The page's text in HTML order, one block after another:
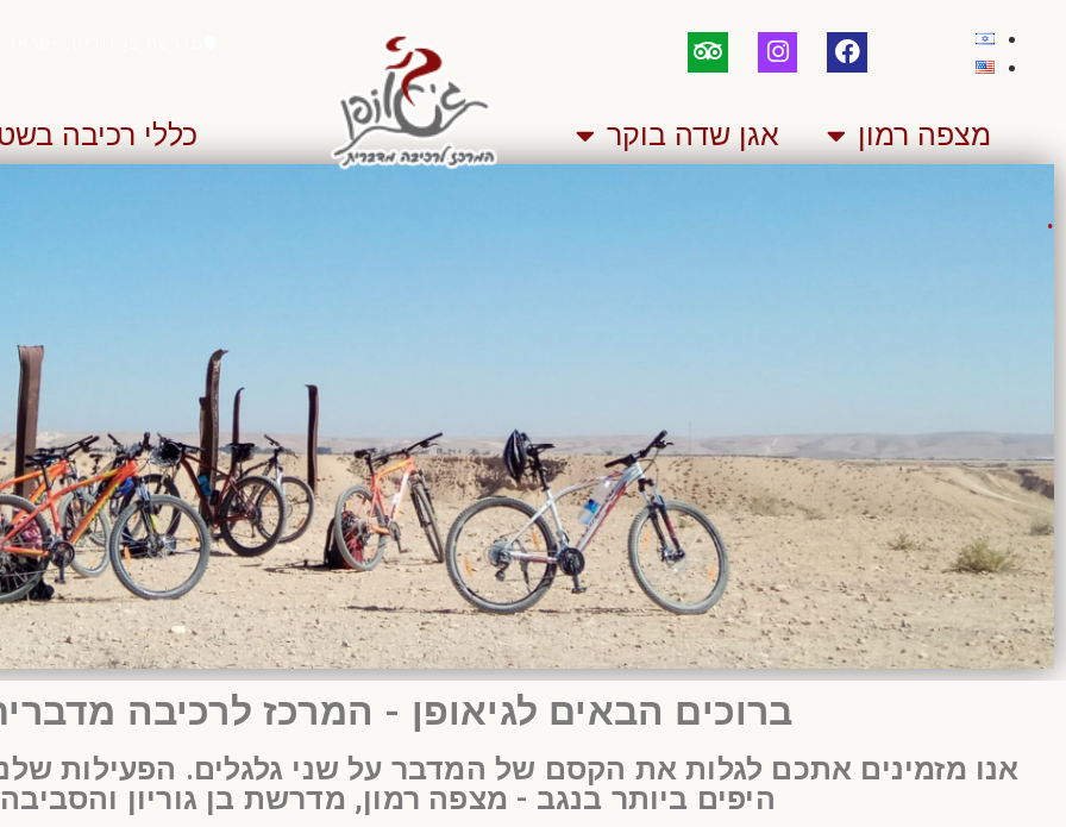
מצפה רמון אגן שדה בוקר כללי רכיבה
.
השכרת אופניים לרכיבה עצמית
השכרת אופניים לרכיבה עצמית
השכרת אופניים לרכיבה עצמית
השכרת אופניים לרכיבה עצמית
השכרת אופניים לרכיבה עצמית
השכרת אופניים לרכיבה עצמית
השכרת אופניים לרכיבה עצמית
השכרת אופניים לרכיבה עצמית
השכרת אופניים לרכיבה עצמית
השכרת אופניים לרכיבה עצמית
השכרת אופניים לרכיבה עצמית
השכרת אופניים לרכיבה עצמית
השכרת אופניים לרכיבה עצמית
השכרת אופניים לרכיבה עצמית
השכרת אופניים לרכיבה עצמית
ברוכים הבאים לגיאופן - המרכז לרכיבה
אנו מזמינים אתכם לגלות את הקסם של המדבר על שני גלגלים. הפעילות
היפים ביותר בנגב - מצפה רמון, מדרשת בן גוריון והסביבה